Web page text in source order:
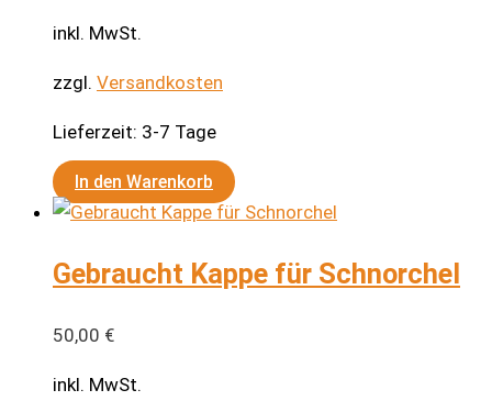
inkl. MwSt.
zzgl. Versandkosten
Lieferzeit: 3-7 Tage
In den Warenkorb
Gebraucht Kappe für Schnorchel
50,00 €
inkl. MwSt.